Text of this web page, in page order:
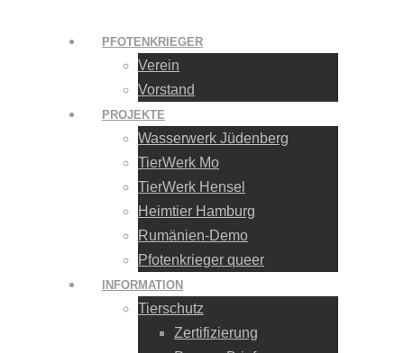
PFOTENKRIEGER
Verein
Vorstand
PROJEKTE
Wasserwerk Jüdenberg
TierWerk Mo
TierWerk Hensel
Heimtier Hamburg
Rumänien-Demo
Pfotenkrieger queer
INFORMATION
Tierschutz
Zertifizierung